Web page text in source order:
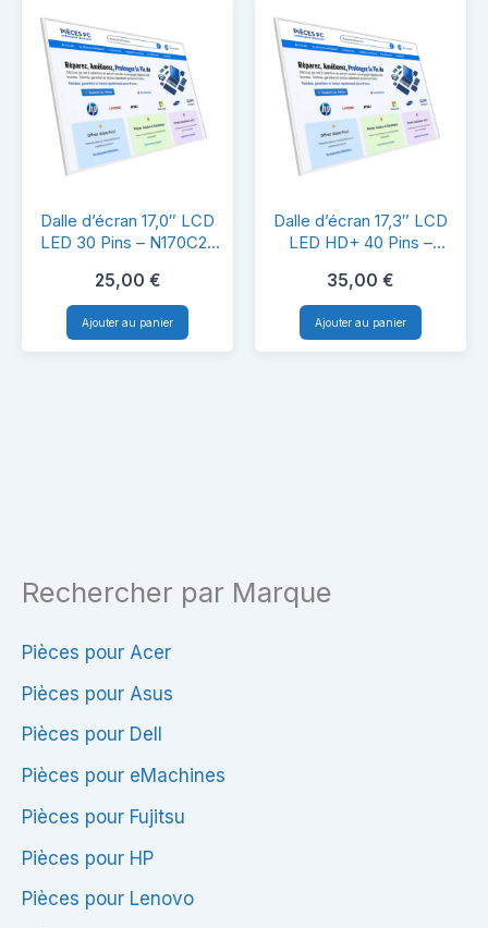
Rechercher par Marque
Pièces pour Acer
Pièces pour Asus
Pièces pour Dell
Pièces pour eMachines
Pièces pour Fujitsu
Pièces pour HP
Pièces pour Lenovo
HD+
1600×900
–
Haute
&
Compatibilité
1600×900
–
Haute
Qualité
Compatibilité
Dalle
d’écran
17,0″
LCD
LED
Compatible
Portable
Dalle d’écran 17,0″ LCD
LED 30 Pins – N170C2-
PC Portable
25,00 €
Ajouter au panier
Dalle
d’écran
17,3″
LCD
LED
Dalle d’écran 17,3″ LCD
LED HD+ 40 Pins –
Compatible PC Portable
35,00 €
Ajouter au panier